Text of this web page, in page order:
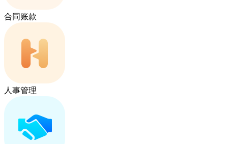
合同账款
人事管理